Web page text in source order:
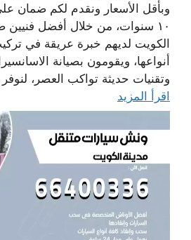
وبأقل الأسعار ونقدم لكم ضمان
١٠ سنوات، من خلال أفضل
الكويت لديهم خبرة عريقة في
أنواعها، ويقومون بصيانة
وتقنيات حديثة تواكب العصر،
اقرأ المزيد